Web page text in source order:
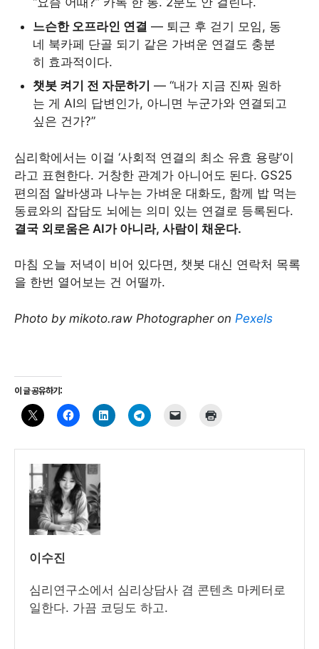
느슨한 오프라인 연결 — 퇴근 후 걷기 모임, 동
네 북카페 단골 되기 같은 가벼운 연결도 충분
히 효과적이다.
챗봇 켜기 전 자문하기 — “내가 지금 진짜 원하
는 게 AI의 답변인가, 아니면 누군가와 연결되고
싶은 건가?”
심리학에서는 이걸 ‘사회적 연결의 최소 유효 용량’이
라고 표현한다. 거창한 관계가 아니어도 된다. GS25
편의점 알바생과 나누는 가벼운 대화도, 함께 밥 먹는
동료와의 잡담도 뇌에는 의미 있는 연결로 등록된다.
결국 외로움은 AI가 아니라, 사람이 채운다.
마침 오늘 저녁이 비어 있다면, 챗봇 대신 연락처 목록
을 한번 열어보는 건 어떨까.
Photo by mikoto.raw Photographer on Pexels
이 글 공유하기:
이수진
심리연구소에서 심리상담사 겸 콘텐츠 마케터로
일한다. 가끔 코딩도 하고.